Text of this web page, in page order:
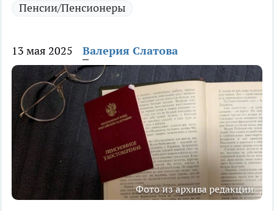
Пенсии/Пенсионеры
13 мая 2025 Валерия Слатова
Фото из архива редакции